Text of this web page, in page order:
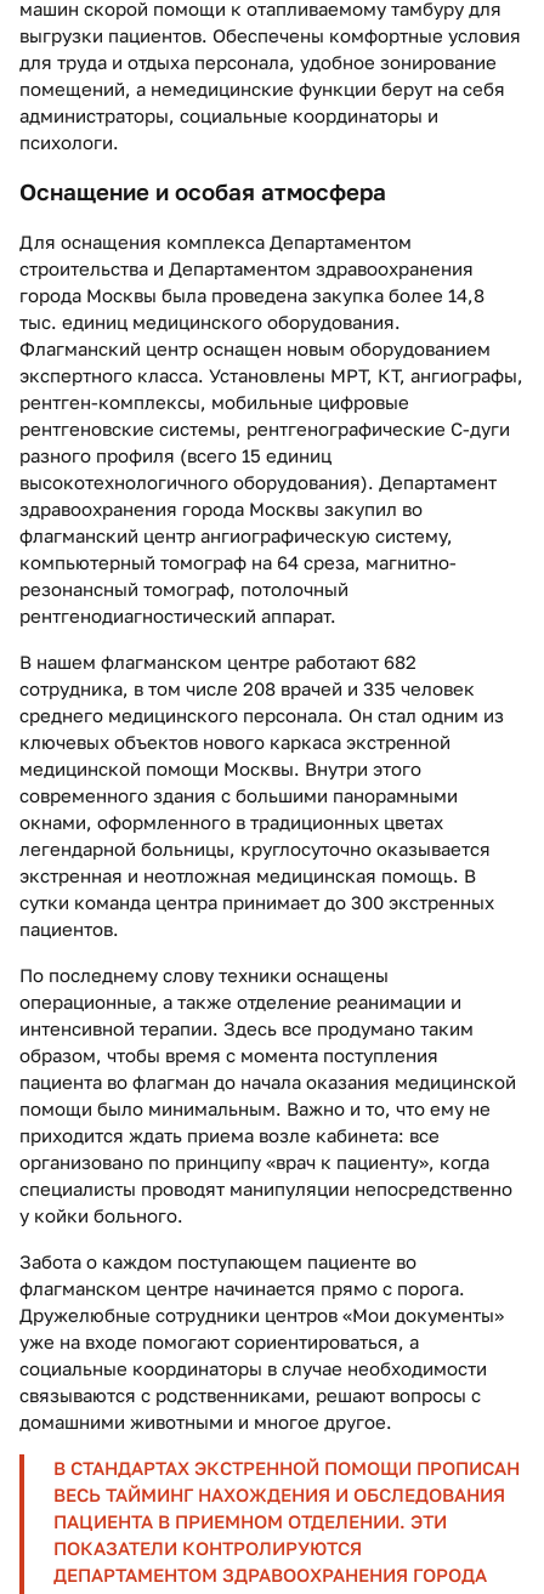
машин скорой помощи к отапливаемому тамбуру для
выгрузки пациентов. Обес­печены комфортные условия
для труда и отдыха персонала, удобное зонирование
помещений, а немедицинские функции берут на себя
администраторы, социальные координаторы и
психологи.
Оснащение и особая атмосфера
Для оснащения комплекса Департаментом
строительства и Департаментом здравоохранения
города Москвы была проведена закупка более 14,8
тыс. единиц медицинского оборудования.
Флагманский центр оснащен новым оборудованием
экспертного класса. Установлены МРТ, КТ, ангиографы,
рентген-комплексы, мобильные цифровые
рентгеновские системы, рентгенографические С-дуги
разного профиля (всего 15 единиц
высокотехнологичного оборудования). Департамент
здравоохранения города Москвы закупил во
флагманский центр ангиографическую систему,
компьютерный томограф на 64 среза, магнитно-
резонансный томограф, потолочный
рентгенодиагностический аппарат.
В нашем флагманском центре работают 682
сотрудника, в том числе 208 врачей и 335 человек
среднего медицинского персонала. Он стал одним из
ключевых объектов нового каркаса экстренной
медицинской помощи Москвы. Внутри этого
современного здания с большими панорамными
окнами, оформленного в традиционных цветах
легендарной больницы, круглосуточно оказывается
экстренная и неотложная медицинская помощь. В
сутки команда центра принимает до 300 экстренных
пациентов.
По последнему слову техники оснащены
операционные, а также отделение реанимации и
интенсивной терапии. Здесь все продумано таким
образом, чтобы время с момента поступления
пациента во флагман до начала оказания медицинской
помощи было минимальным. Важно и то, что ему не
приходится ждать приема возле кабинета: все
организовано по принципу «врач к пациенту», когда
специалисты проводят манипуляции непосредственно
у койки больного.
Забота о каждом поступающем пациенте во
флагманском центре начинается прямо с порога.
Дружелюбные сотрудники центров «Мои документы»
уже на входе помогают сориентироваться, а
социальные координаторы в случае необходимости
связываются с родственниками, решают вопросы с
домашними животными и многое другое.
В СТАНДАРТАХ ЭКСТРЕННОЙ ПОМОЩИ ПРОПИСАН
ВЕСЬ ТАЙМИНГ НАХОЖДЕНИЯ И ОБСЛЕДОВАНИЯ
ПАЦИЕНТА В ПРИЕМНОМ ОТДЕЛЕНИИ. ЭТИ
ПОКАЗАТЕЛИ КОНТРОЛИРУЮТСЯ
ДЕПАРТАМЕНТОМ ЗДРАВООХРАНЕНИЯ ГОРОДА